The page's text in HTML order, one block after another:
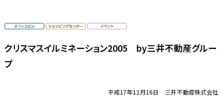
クリスマスイルミネーション2005by三井不動産グルー
プ
平成17年11月16日 三井不動産株式会社